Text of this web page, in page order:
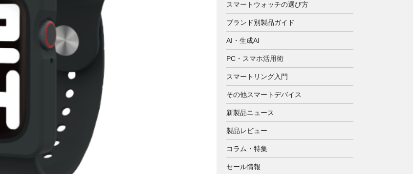
スマートウォッチの選び方
ブランド別製品ガイド
AI・生成AI
PC・スマホ活用術
スマートリング入門
その他スマートデバイス
新製品ニュース
製品レビュー
コラム・特集
セール情報